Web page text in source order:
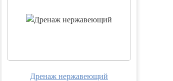
Дренаж нержавеющий